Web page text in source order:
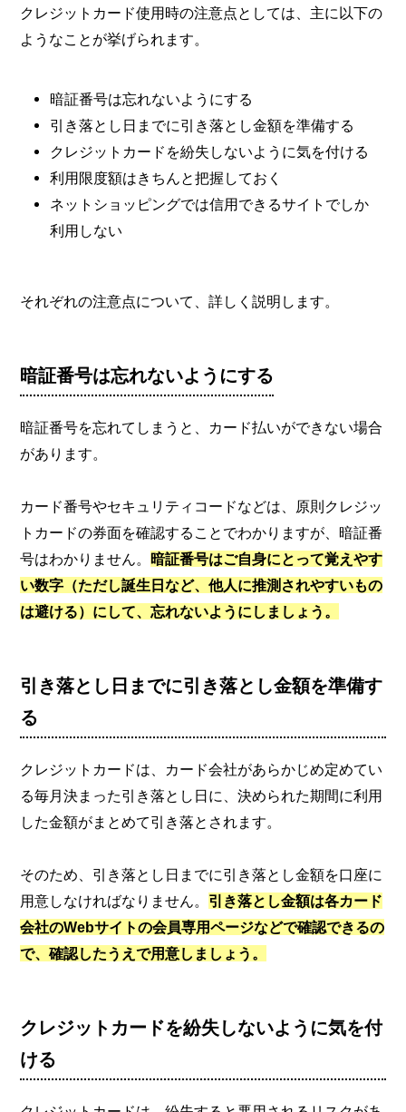
クレジットカード使用時の注意点としては、主に以下の
ようなことが挙げられます。
暗証番号は忘れないようにする
引き落とし日までに引き落とし金額を準備する
クレジットカードを紛失しないように気を付ける
利用限度額はきちんと把握しておく
ネットショッピングでは信用できるサイトでしか
利用しない
それぞれの注意点について、詳しく説明します。
暗証番号は忘れないようにする
暗証番号を忘れてしまうと、カード払いができない場合
があります。
カード番号やセキュリティコードなどは、原則クレジッ
トカードの券面を確認することでわかりますが、暗証番
号はわかりません。 暗証番号はご自身にとって覚えやす
い数字（ただし誕生日など、他人に推測されやすいもの
は避ける）にして、忘れないようにしましょう。
引き落とし日までに引き落とし金額を準備す
る
クレジットカードは、カード会社があらかじめ定めてい
る毎月決まった引き落とし日に、決められた期間に利用
した金額がまとめて引き落とされます。
そのため、引き落とし日までに引き落とし金額を口座に
用意しなければなりません。 引き落とし金額は各カード
会社のWebサイトの会員専用ページなどで確認できるの
で、確認したうえで用意しましょう。
クレジットカードを紛失しないように気を付
ける